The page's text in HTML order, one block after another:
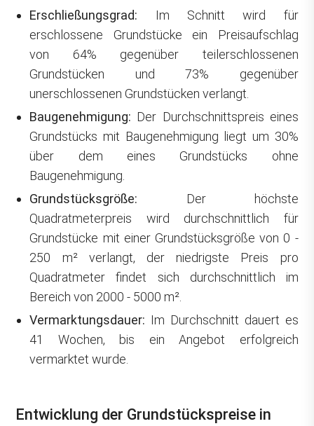
Erschließungsgrad: Im Schnitt wird für
erschlossene Grundstücke ein Preisaufschlag
von 64% gegenüber teilerschlossenen
Grundstücken und 73% gegenüber
unerschlossenen Grundstücken verlangt.
Baugenehmigung: Der Durchschnittspreis eines
Grundstücks mit Baugenehmigung liegt um 30%
über dem eines Grundstücks ohne
Baugenehmigung.
Grundstücksgröße: Der höchste
Quadratmeterpreis wird durchschnittlich für
Grundstücke mit einer Grundstücksgröße von 0 -
250 m² verlangt, der niedrigste Preis pro
Quadratmeter findet sich durchschnittlich im
Bereich von 2000 - 5000 m².
Vermarktungsdauer: Im Durchschnitt dauert es
41 Wochen, bis ein Angebot erfolgreich
vermarktet wurde.
Entwicklung der Grundstückspreise in